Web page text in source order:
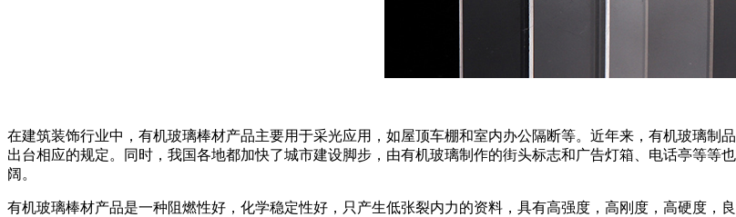
在建筑装饰行业中，有机玻璃棒材产品主要用于采光应用，如屋顶车棚和室内办公隔断等。近年来，有机玻璃制
出台相应的规定。同时，我国各地都加快了城市建设脚步，由有机玻璃制作的街头标志和广告灯箱、电话亭等等
阔。
有机玻璃棒材产品是一种阻燃性好，化学稳定性好，只产生低张裂内力的资料，具有高强度，高刚度，高硬度，